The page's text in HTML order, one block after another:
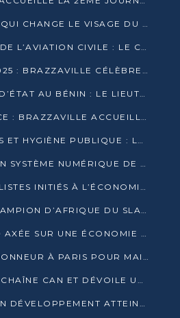
PESTY KANGA, L’OPV QUI CHANGE LE VISAGE DU REPORTAGE AU CONGO
JOURNÉE MONDIALE DE L’AVIATION CIVILE : LE CONGO MISE SUR L’INNOVATION ET LA SÉCURITÉ
BILILI BD FESTIVAL 2025 : BRAZZAVILLE CÉLÈBRE DIX ANS DE CRÉATION GRAPHIQUE AFRICAINE
TENTATIVE DE COUP D’ÉTAT AU BÉNIN : LE LIEUTENANT-COLONEL TIGRI S’AUTOPROCLAME CHEF D’UN COMITÉ MILITAIRE
BONNE GOUVERNANCE : BRAZZAVILLE ACCUEILLE LES PREMIÈRES JOURNÉES CONGOLAISES DE L’ÉVALUATION
MARCHÉS, TROTTOIRS ET HYGIÈNE PUBLIQUE : LE GOUVERNEMENT DURCIT LE TON
LE CONGO LANCE SON SYSTÈME NUMÉRIQUE DE VÉRIFICATION DU BOIS
DES FUTURS JOURNALISTES INITIÉS À L’ÉCONOMIE BLEUE DURABLE
LE CONGO SACRÉ CHAMPION D’AFRIQUE DU SLAM 2025
LA VISION DU CONGO AXÉE SUR UNE ÉCONOMIE BAS CARBONE AU RENDEZ-VOUS DE MONACO 2025
RECONNAISSANCE : HONNEUR À PARIS POUR MAIXENT RAOUL OMINGA
CANAL+ RELANCE LA CHAÎNE CAN ET DÉVOILE UNE OFFRE EXCEPTIONNELLE POUR DÉCEMBRE
LA DETTE DES PAYS EN DÉVELOPPEMENT ATTEINT UN SOMMET HISTORIQUE ENTRE 2022 ET 2024